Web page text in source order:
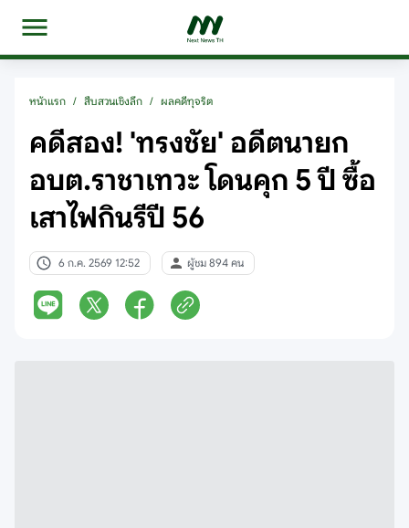
หน้าแรก / สืบสวนเชิงลึก / ผลคดีทุจริต
คดีสอง! 'ทรงชัย' อดีตนายก
อบต.ราชาเทวะ โดนคุก 5 ปี ซื้อ
เสาไฟกินรีปี 56
6 ก.ค. 2569 12:52 ผู้ชม 894 คน